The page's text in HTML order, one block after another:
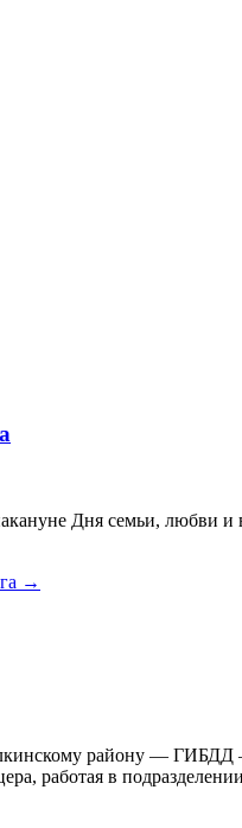
Дня семьи, любви
→
району — ГИБДД
работая в